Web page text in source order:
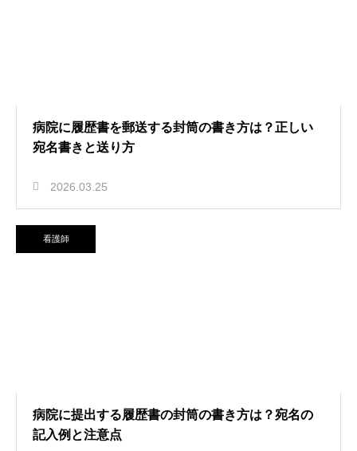
病院に履歴書を郵送する封筒の書き方は？正しい
宛名書きと送り方
2026.03.25
看護師
病院に提出する履歴書の封筒の書き方は？宛名の
記入例と注意点